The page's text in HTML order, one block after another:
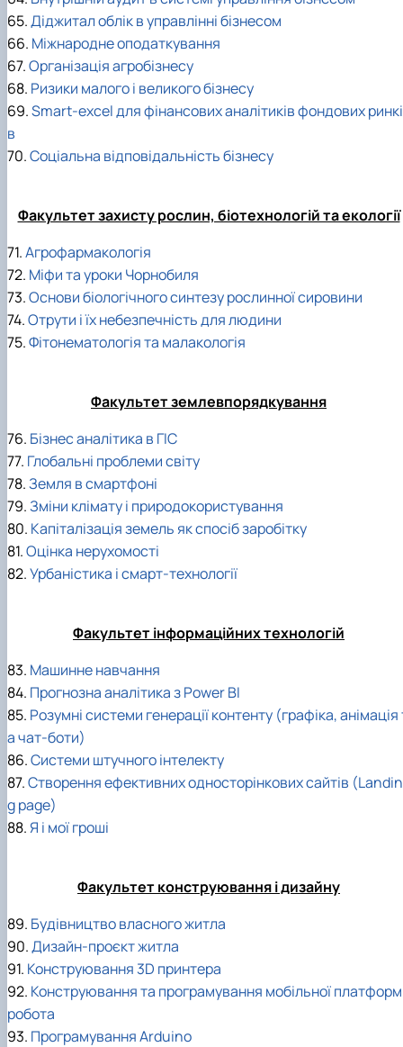
65.Діджитал облік в управлінні бізнесом
66. Міжнародне оподаткування
67.Організація агробізнесу
68. Ризики малого і великого бізнесу
69.Smart-excel для фінансових аналітиків фондових ринкі
в
70.Соціальна відповідальність бізнесу
Факультет захисту рослин, біотехнологій та екології
71.Агрофармакологія
72. Міфи та уроки Чорнобиля
73.Основи біологічного синтезу рослинної сировини
74.Отрути і їх небезпечність для людини
75.Фітонематологія та малакологія
Факультет землевпорядкування
76. Бізнес аналітика в ГІС
77. Глобальні проблеми світу
78.Земля в смартфоні
79.Зміни клімату і природокористування
80. Капіталізація земель як спосіб заробітку
81.Оцінка нерухомості
82.Урбаністика і смарт-технології
Факультет інформаційних технологій
83. Машинне навчання
84. Прогнозна аналітика з Power BI
85. Розумні системи генерації контенту (графіка, анімація
а чат-боти)
86.Системи штучного інтелекту
87.Створення ефективних односторінкових сайтів (Landin
g page)
88.Я і мої гроші
Факультет конструювання і дизайну
89. Будівництво власного житла
90.Дизайн-проєкт житла
91. Конструювання 3D принтера
92. Конструювання та програмування мобільної
робота
93. Програмування Arduino